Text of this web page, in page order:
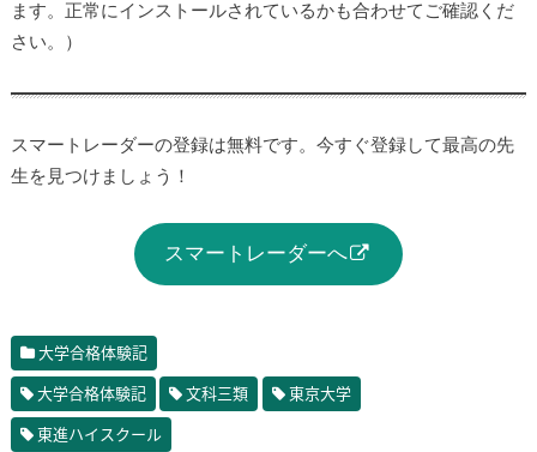
ます。正常にインストールされているかも合わせてご確認くだ
さい。）
スマートレーダーの登録は無料です。今すぐ登録して最高の先
生を見つけましょう！
スマートレーダーへ
大学合格体験記
大学合格体験記 文科三類 東京大学
東進ハイスクール